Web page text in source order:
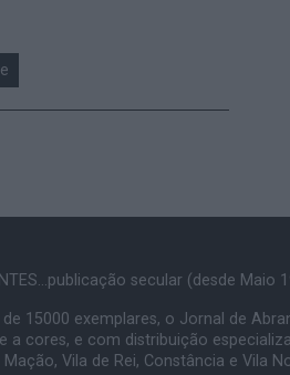
secular (desde Maio
15000 exemplares, o Jornal de
a cores, e com distribuição
Vila de Rei, Constância e Vila